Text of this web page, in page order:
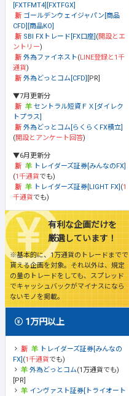
[FXTFMT4][FXTFGX]
ゴールデンウェイジャパン[商品
CFD][商品KO]
SBI FXトレード[FX口座] (開設とエ
ントリー)
外為ファイネスト(LINE登録と1千
通貨)
外為どっとコム[CFD] [PR]
▼7月更新分
セントラル短資ＦＸ[ダイレク
トプラス]
外為どっとコム[らくらくFX積立]
(開設とアンケート回答)
▼6月更新分
トレイダーズ証券[みんなのFX]
(1千通貨でも)
トレイダーズ証券[LIGHT FX] (1
千通貨でも)
有利な企画だけを
厳選しています！
※基本的に、1万通貨のトレードまでで
貰える企画を対象。それ以外は、規定
の量のトレードをしても、スプレッド
でキャッシュバックがマイナスになら
ないモノを掲載。
1万円以上
トレイダーズ証券[みんなの
FX] (1千通貨でも)
外為どっとコム(1万通貨でも)
[PR]
インヴァスト証券[トライオート